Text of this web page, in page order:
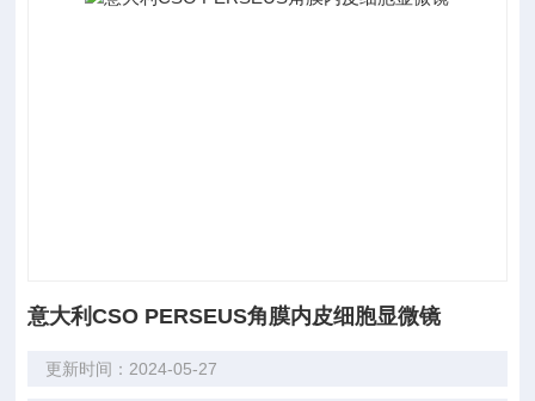
意大利CSO PERSEUS角膜内皮细胞显微镜
更新时间：2024-05-27